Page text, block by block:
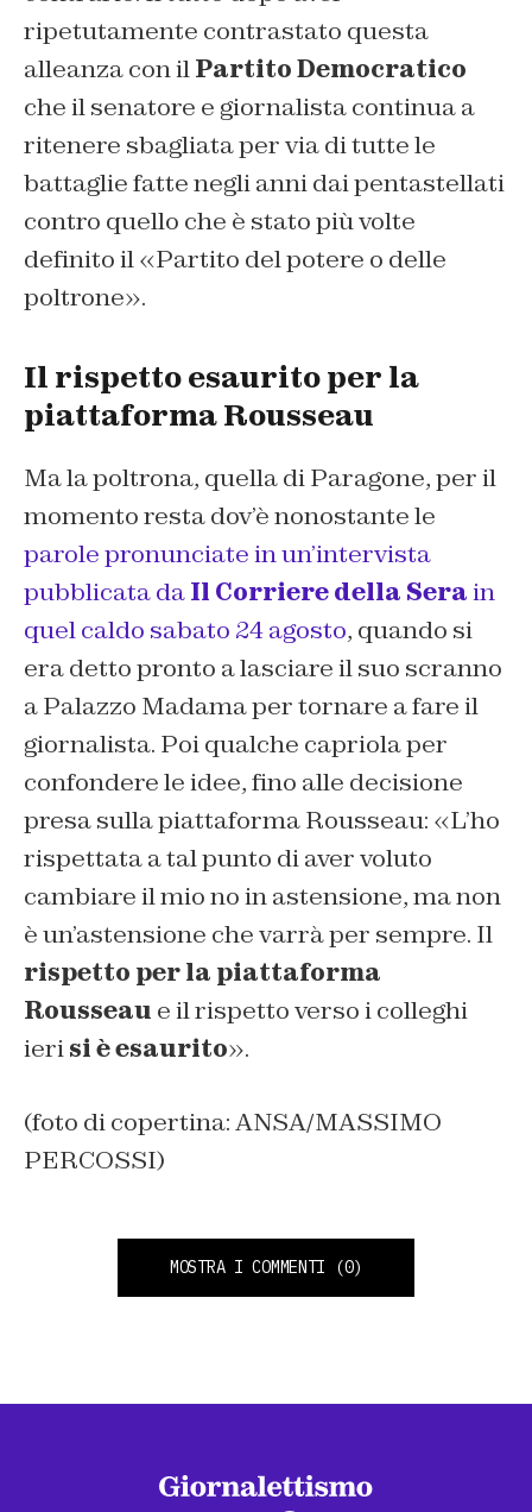
ripetutamente contrastato questa
alleanza con ilPartito Democratico
che il senatore e giornalista continua a
ritenere sbagliata per via di tutte le
battaglie fatte negli anni dai pentastellati
contro quello che è stato più volte
definito il «Partito del potere o delle
poltrone».
Il rispetto esaurito per la
piattaforma Rousseau
Ma la poltrona, quella di Paragone, per il
momento resta dov’è nonostante le
parole pronunciate in un’intervista
pubblicata daIl Corriere della Serain
quel caldo sabato 24 agosto, quando si
era detto pronto a lasciare il suo scranno
a Palazzo Madama per tornare a fare il
giornalista. Poi qualche capriola per
confondere le idee, fino alle decisione
presa sulla piattaforma Rousseau: «L’ho
rispettata a tal punto di aver voluto
cambiare il mio no in astensione, ma non
è un’astensione che varrà per sempre. Il
rispetto per la piattaforma
Rousseau e il rispetto verso i colleghi
ierisi è esaurito».
(foto di copertina: ANSA/MASSIMO
PERCOSSI)
MOSTRA I COMMENTI (0)